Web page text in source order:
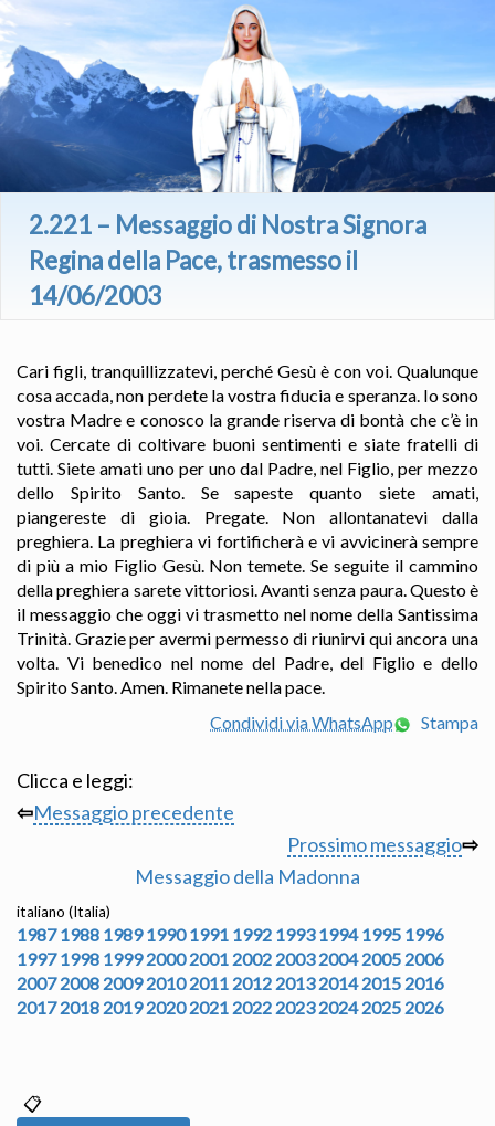
2.221 – Messaggio di Nostra Signora
Regina della Pace, trasmesso il
14/06/2003
Cari figli, tranquillizzatevi, perché Gesù è con voi. Qualunque
cosa accada, non perdete la vostra fiducia e speranza. Io sono
vostra Madre e conosco la grande riserva di bontà che c’è in
voi. Cercate di coltivare buoni sentimenti e siate fratelli di
tutti. Siete amati uno per uno dal Padre, nel Figlio, per mezzo
dello Spirito Santo. Se sapeste quanto siete amati,
piangereste di gioia. Pregate. Non allontanatevi dalla
preghiera. La preghiera vi fortificherà e vi avvicinerà sempre
di più a mio Figlio Gesù. Non temete. Se seguite il cammino
della preghiera sarete vittoriosi. Avanti senza paura. Questo è
il messaggio che oggi vi trasmetto nel nome della Santissima
Trinità. Grazie per avermi permesso di riunirvi qui ancora una
volta. Vi benedico nel nome del Padre, del Figlio e dello
Spirito Santo. Amen. Rimanete nella pace.
Condividi via WhatsApp
Stampa
Clicca e leggi:
⇦Messaggio precedente
Prossimo messaggio⇨
Messaggio della Madonna
italiano (Italia)
1987 1988 1989 1990 1991 1992 1993 1994 1995 1996
1997 1998 1999 2000 2001 2002 2003 2004 2005 2006
2007 2008 2009 2010 2011 2012 2013 2014 2015 2016
2017 2018 2019 2020 2021 2022 2023 2024 2025 2026